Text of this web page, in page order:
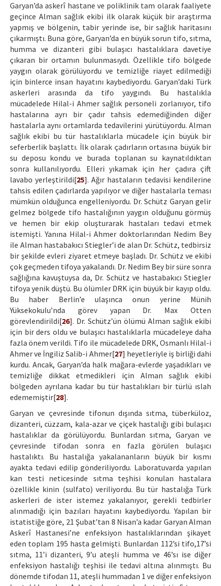
Garyan’da askerî hastane ve poliklinik tam olarak faaliyete
geçince Alman sağlık ekibi ilk olarak küçük bir araştırma
yapmış ve bölgenin, tabir yerinde ise, bir sağlık haritasını
çıkarmıştı. Buna göre, Garyan’da en büyük sorun tifo, sıtma,
humma ve dizanteri gibi bulaşıcı hastalıklara davetiye
çıkaran bir ortamın bulunmasıydı. Özellikle tifo bölgede
yaygın olarak görülüyordu ve temizliğe riayet edilmediği
için binlerce insan hayatını kaybediyordu. Garyan’daki Türk
askerleri arasında da tifo yaygındı. Bu hastalıkla
mücadelede Hilal-i Ahmer sağlık personeli zorlanıyor, tifo
hastalarına ayrı bir çadır tahsis edemediğinden diğer
hastalarla aynı ortamlarda tedavilerini yürütüyordu. Alman
sağlık ekibi bu tür hastalıklarla mücadele için büyük bir
seferberlik başlattı. İlk olarak çadırların ortasına büyük bir
su deposu kondu ve burada toplanan su kaynatıldıktan
sonra kullanılıyordu. Elleri yıkamak için her çadıra çift
lavabo yerleştirildi[25]. Ağır hastaların tedavisi kendilerine
tahsis edilen çadırlarda yapılıyor ve diğer hastalarla teması
mümkün olduğunca engelleniyordu. Dr. Schütz Garyan gelir
gelmez bölgede tifo hastalığının yaygın olduğunu görmüş
ve hemen bir ekip oluşturarak hastaları tedavi etmek
istemişti. Yanına Hilal-i Ahmer doktorlarından Nedim Bey
ile Alman hastabakıcı Stiegler’i de alan Dr. Schütz, tedbirsiz
bir şekilde evleri ziyaret etmeye başladı. Dr. Schütz ve ekibi
çok geçmeden tifoya yakalandı. Dr. Nedim Bey bir süre sonra
sağlığına kavuştuysa da, Dr. Schütz ve hastabakıcı Stiegler
tifoya yenik düştü. Bu ölümler DRK için büyük bir kayıp oldu.
Bu haber Berlin’e ulaşınca onun yerine Münih
Yüksekokulu’nda görev yapan Dr. Max Otten
görevlendirildi[26]. Dr. Schütz’ün ölümü Alman sağlık ekibi
için bir ders oldu ve bulaşıcı hastalıklarla mücadeleye daha
fazla önem verildi. Tifo ile mücadelede DRK, Osmanlı Hilal-i
Ahmer ve İngiliz Salib-i Ahmer[27] heyetleriyle iş birliği dahi
kurdu. Ancak, Garyan’da halk mağara-evlerde yaşadıkları ve
temizliğe dikkat etmedikleri için Alman sağlık ekibi
bölgeden ayrılana kadar bu tür hastalıkları bir türlü ıslah
edememiştir[28].
Garyan ve çevresinde tifonun dışında sıtma, tüberküloz,
dizanteri, cüzzam, kala-azar ve çiçek hastalığı gibi bulaşıcı
hastalıklar da görülüyordu. Bunlardan sıtma, Garyan ve
çevresinde tifodan sonra en fazla görülen bulaşıcı
hastalıktı. Bu hastalığa yakalananların büyük bir kısmı
ayakta tedavi edilip gönderiliyordu. Laboratuvarda yapılan
kan testi neticesinde sıtma teşhisi konulan hastalara
özellikle kinin (sulfato) veriliyordu. Bu tür hastalığa Türk
askerleri de ister istemez yakalanıyor, gerekli tedbirler
alınmadığı için bazıları hayatını kaybediyordu. Yapılan bir
istatistiğe göre, 21 Şubat’tan 8 Nisan’a kadar Garyan Alman
Askerî Hastanesi’ne enfeksiyon hastalıklarından şikayet
eden toplam 195 hasta gelmişti. Bunlardan 112’si tifo,17’si
sıtma, 11’i dizanteri, 9’u ateşli humma ve 46’sı ise diğer
enfeksiyon hastalığı teşhisi ile tedavi altına alınmıştı. Bu
dönemde tifodan 11, ateşli hummadan 1 ve diğer enfeksiyon